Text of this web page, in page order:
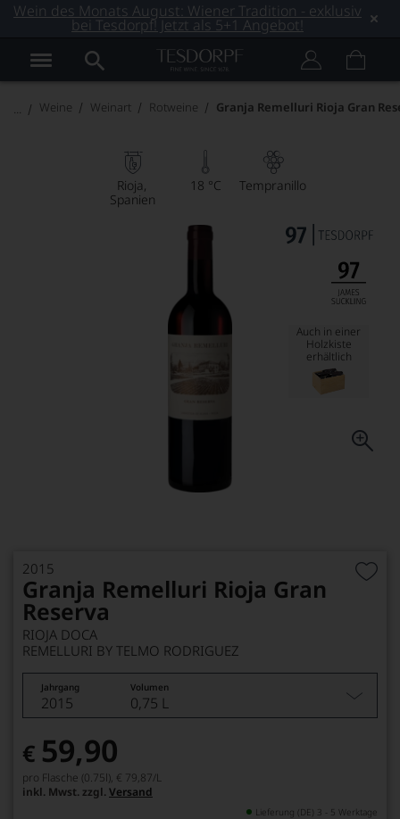
Wein des Monats August: Wiener Tradition - exklusiv
bei Tesdorpf! Jetzt als 5+1 Angebot!
Weine Weinart Rotweine Granja Remelluri Rioja Gran
Rioja
Spanien
18 °C Tempranillo
Auch in einer
Holzkiste
erhältlich
2015
Granja Remelluri Rioja Gran
Reserva
RIOJA DOCA
REMELLURI BY TELMO RODRIGUEZ
Jahrgang Volumen
2015 0,75 L
€ 59,90
pro Flasche (0.75l), € 79,87/L
inkl. Mwst. zzgl. Versand
Lieferung (DE) 3 - 5 Werktage